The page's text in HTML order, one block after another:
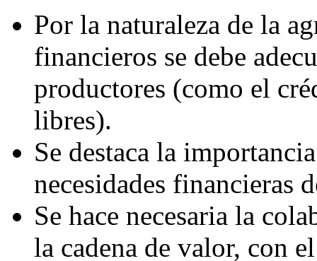
Por la naturaleza de la
financieros se debe
productores (como el
libres).
Se destaca la
necesidades financieras
Se hace necesaria la
la cadena de valor, con